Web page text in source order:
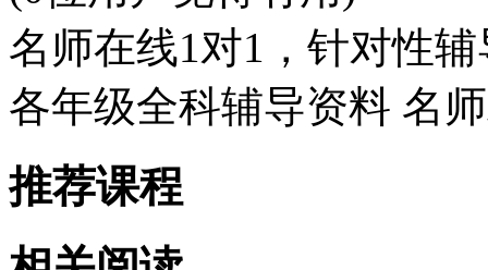
名师在线1对1，针对性
各年级全科辅导资料 名
推荐课程